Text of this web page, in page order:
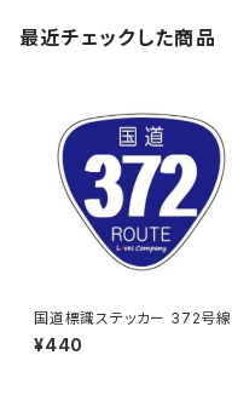
最近チェックした商品
国道標識ステッカー 372号線
¥440